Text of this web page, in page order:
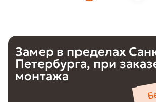
Замер в пределах
Петербурга, при
монтажа